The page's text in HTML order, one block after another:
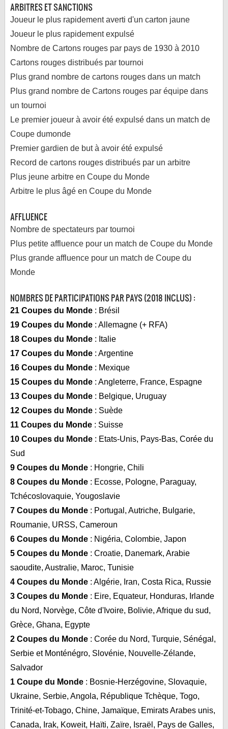
ARBITRES ET SANCTIONS
Joueur le plus rapidement averti d'un carton jaune
Joueur le plus rapidement expulsé
Nombre de Cartons rouges par pays de 1930 à 2010
Cartons rouges distribués par tournoi
Plus grand nombre de cartons rouges dans un match
Plus grand nombre de Cartons rouges par équipe dans
un tournoi
Le premier joueur à avoir été expulsé dans un match de
Coupe dumonde
Premier gardien de but à avoir été expulsé
Record de cartons rouges distribués par un arbitre
Plus jeune arbitre en Coupe du Monde
Arbitre le plus âgé en Coupe du Monde
AFFLUENCE
Nombre de spectateurs par tournoi
Plus petite affluence pour un match de Coupe du Monde
Plus grande affluence pour un match de Coupe du
Monde
NOMBRES DE PARTICIPATIONS PAR PAYS (2018 INCLUS) :
21 Coupes du Monde: Brésil
19 Coupes du Monde: Allemagne (+ RFA)
18 Coupes du Monde: Italie
17 Coupes du Monde: Argentine
16 Coupes du Monde: Mexique
15 Coupes du Monde: Angleterre, France, Espagne
13 Coupes du Monde: Belgique, Uruguay
12 Coupes du Monde: Suède
11 Coupes du Monde: Suisse
10 Coupes du Monde: Etats-Unis, Pays-Bas, Corée du
Sud
9 Coupes du Monde: Hongrie, Chili
8 Coupes du Monde: Ecosse, Pologne, Paraguay,
Tchécoslovaquie, Yougoslavie
7 Coupes du Monde: Portugal, Autriche, Bulgarie,
Roumanie, URSS, Cameroun
6 Coupes du Monde: Nigéria, Colombie, Japon
5 Coupes du Monde: Croatie, Danemark, Arabie
saoudite, Australie, Maroc, Tunisie
4 Coupes du Monde: Algérie, Iran, Costa Rica, Russie
3 Coupes du Monde: Eire, Equateur, Honduras, Irlande
du Nord, Norvège, Côte d'Ivoire, Bolivie, Afrique du sud,
Grèce, Ghana, Egypte
2 Coupes du Monde: Corée du Nord, Turquie, Sénégal,
Serbie et Monténégro, Slovénie, Nouvelle-Zélande,
Salvador
1 Coupe du Monde: Bosnie-Herzégovine, Slovaquie,
Ukraine, Serbie, Angola, République Tchèque, Togo,
Trinité-et-Tobago, Chine, Jamaïque, Emirats Arabes unis,
Canada, Irak, Koweit, Haïti, Zaïre, Israël, Pays de Galles,